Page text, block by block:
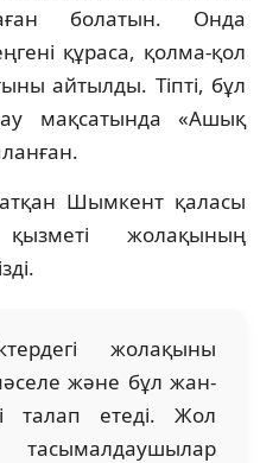
болатын. Онда
құраса, қолма-қол
айтылды. Тіпті, бұл
мақсатында «Ашық
Шымкент қаласы
қызметі жолақының
жолақыны
және бұл жан-
талап етеді. Жол